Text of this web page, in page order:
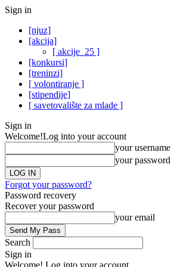
Sign in
[njuz]
[akcija]
[ akcije_25 ]
[konkursi]
[treninzi]
[ volontiranje ]
[stipendije]
[ savetovalište za mlade ]
Sign in
Welcome!Log into your account
your username
your password
Forgot your password?
Password recovery
Recover your password
your email
Search
Sign in
Welcome! Log into your account